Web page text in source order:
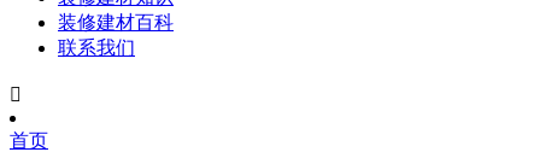
装修建材百科
联系我们

首页